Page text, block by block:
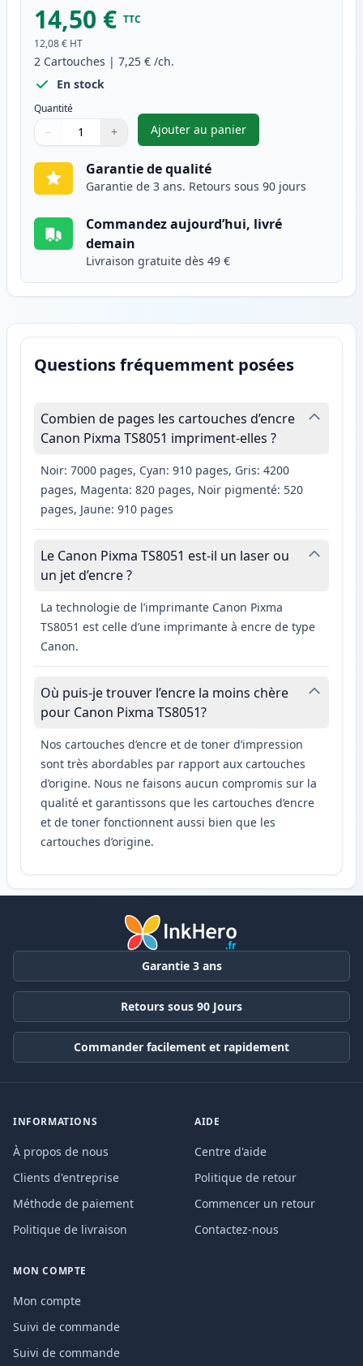
14,50 € TTC
12,08 € HT
2 Cartouches | 7,25 € /ch.
En stock
Quantité
Quantité
Utilisez les boutons pour ajuster
− +
Quantité
Ajouter au panier
,Pack de 2 Canon CLI-571XL
Garantie de qualité
Garantie de 3 ans. Retours sous 90 jours
Commandez aujourd’hui, livré
demain
Livraison gratuite dès 49 €
Questions fréquemment posées
Combien de pages les cartouches d’encre
Canon Pixma TS8051 impriment-elles ?
Noir: 7000 pages, Cyan: 910 pages, Gris: 4200
pages, Magenta: 820 pages, Noir pigmenté: 520
pages, Jaune: 910 pages
Le Canon Pixma TS8051 est-il un laser ou
un jet d’encre ?
La technologie de l’imprimante Canon Pixma
TS8051 est celle d’une imprimante à encre de type
Canon.
Où puis-je trouver l’encre la moins chère
pour Canon Pixma TS8051?
Nos cartouches d’encre et de toner d’impression
sont très abordables par rapport aux cartouches
d’origine. Nous ne faisons aucun compromis sur la
qualité et garantissons que les cartouches d’encre
et de toner fonctionnent aussi bien que les
cartouches d’origine.
Garantie 3 ans
Retours sous 90 Jours
Commander facilement et rapidement
INFORMATIONS
À propos de nous
Clients d'entreprise
Méthode de paiement
Politique de livraison
AIDE
Centre d'aide
Politique de retour
Commencer un retour
Contactez-nous
MON COMPTE
Mon compte
Suivi de commande
Suivi de commande